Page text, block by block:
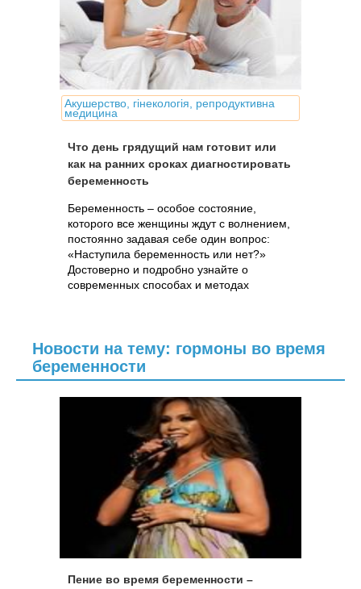
Акушерство, гінекологія, репродуктивна
медицина
Что день грядущий нам готовит или
как на ранних сроках диагностировать
беременность
Беременность – особое состояние,
которого все женщины ждут с волнением,
постоянно задавая себе один вопрос:
«Наступила беременность или нет?»
Достоверно и подробно узнайте о
современных способах и методах
Новости на тему: гормоны во время
беременности
Пение во время беременности –